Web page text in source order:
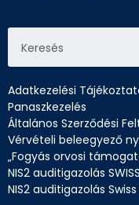
Adatkezelési
Panaszkezelés
Általános Szerződési
Vérvételi beleegyező
„Fogyás orvosi
NIS2 auditigazolás
NIS2 auditigazolás